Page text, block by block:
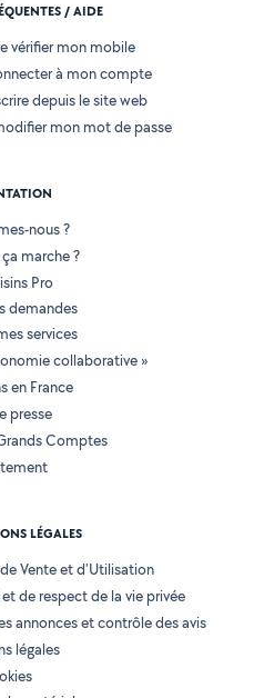
/ AIDE
vérifier mon mobile
à mon compte
depuis le site web
mon mot de passe
nous ?
marche ?
Pro
demandes
services
collaborative »
en France
presse
Comptes
LÉGALES
Vente et d'Utilisation
de respect de la vie privée
annonces et contrôle des avis
légales